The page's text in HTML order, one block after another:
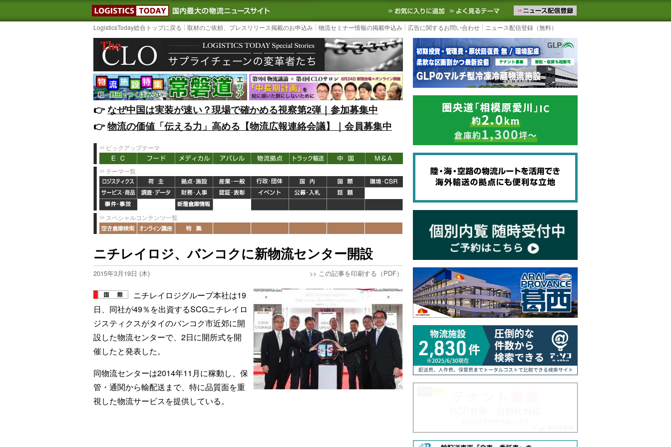
LOGISTICS TODAY｜国内最大の物流ニュースサイト3PL, SCMなど国内外の最新の物流ニュースをお届けします。物流ニュースメール配信を登録す
お気に入りに追加 よく見るテーマ
LogisticsToday総合トップに戻る 取材のご依頼、プレスリリース掲載のお申込み 物流セミナー情報の掲載申込み 広告に関するお問い合わせ ニュース配信登録（無料）
👉️なぜ中国は実装が速い？現場で確かめる視察第2弾｜参加募集中
👉️物流の価値「伝える力」高める【物流広報連絡会議】｜会員募集中
ピックアップテーマ
テーマ一覧
スペシャルコンテンツ一覧
ニチレイロジ、バンコクに新物流センター開設
2015年3月19日 (木) >> この記事を印刷する（PDF）
ニチレイロジグループ本社は19
日、同社が49％を出資するSCGニチレイロ
ジスティクスがタイのバンコク市近郊に開
設した物流センターで、2日に開所式を開
催したと発表した。
同物流センターは2014年11月に稼動し、保
管・通関から輸配送まで、特に品質面を重
視した物流サービスを提供している。